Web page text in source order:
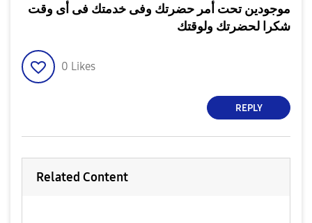
موجودين تحت أمر حضرتك وفى خدمتك فى أى وقت
شكرا لحضرتك ولوقتك
0 Likes
REPLY
Related Content